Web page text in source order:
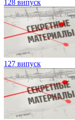
128 випуск
127 випуск